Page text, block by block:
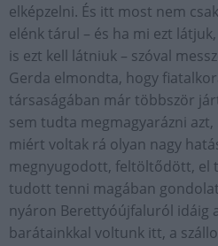
elképzelni. És itt most nem
elénk tárul – és ha mi ezt
is ezt kell látniuk – szóval
Gerda elmondta, hogy
társaságában már többször
sem tudta megmagyarázni
miért voltak rá olyan nagy
megnyugodott, feltöltődött, el
tudott tenni magában
nyáron Berettyóújfaluról idáig
barátainkkal voltunk itt, a